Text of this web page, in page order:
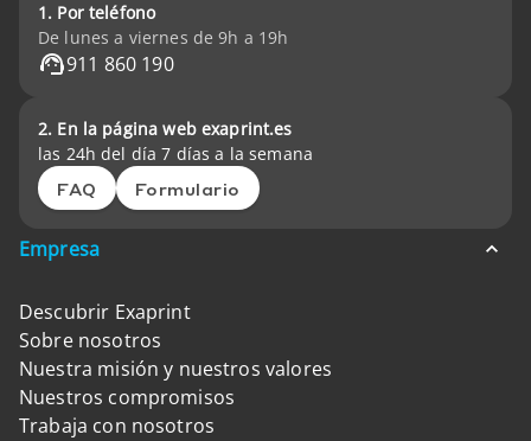
1. Por teléfono
De lunes a viernes de 9h a 19h
911 860 190
2. En la página web exaprint.es
las 24h del día 7 días a la semana
FAQ Formulario
Empresa
Descubrir Exaprint
Sobre nosotros
Nuestra misión y nuestros valores
Nuestros compromisos
Trabaja con nosotros